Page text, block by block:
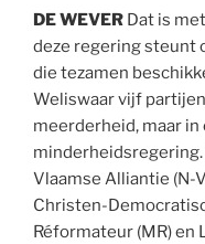
DE WEVER Dat is
deze regering steunt
die tezamen
Weliswaar vijf
meerderheid, maar in
Vlaamse Alliantie (N-
Christen-
Réformateur (MR) en